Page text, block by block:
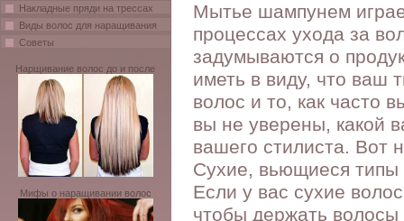
Накладные пряди на трессах
Виды волос для наращивания
Советы
Нарщивание волос до и после
Мифы о наращивании волос
Мытье шампунем
процессах ухода за
задумываются о
иметь в виду, что ваш
волос и то, как часто
вы не уверены, какой
вашего стилиста. Вот
Сухие, вьющиеся типы
Если у вас сухие
чтобы держать